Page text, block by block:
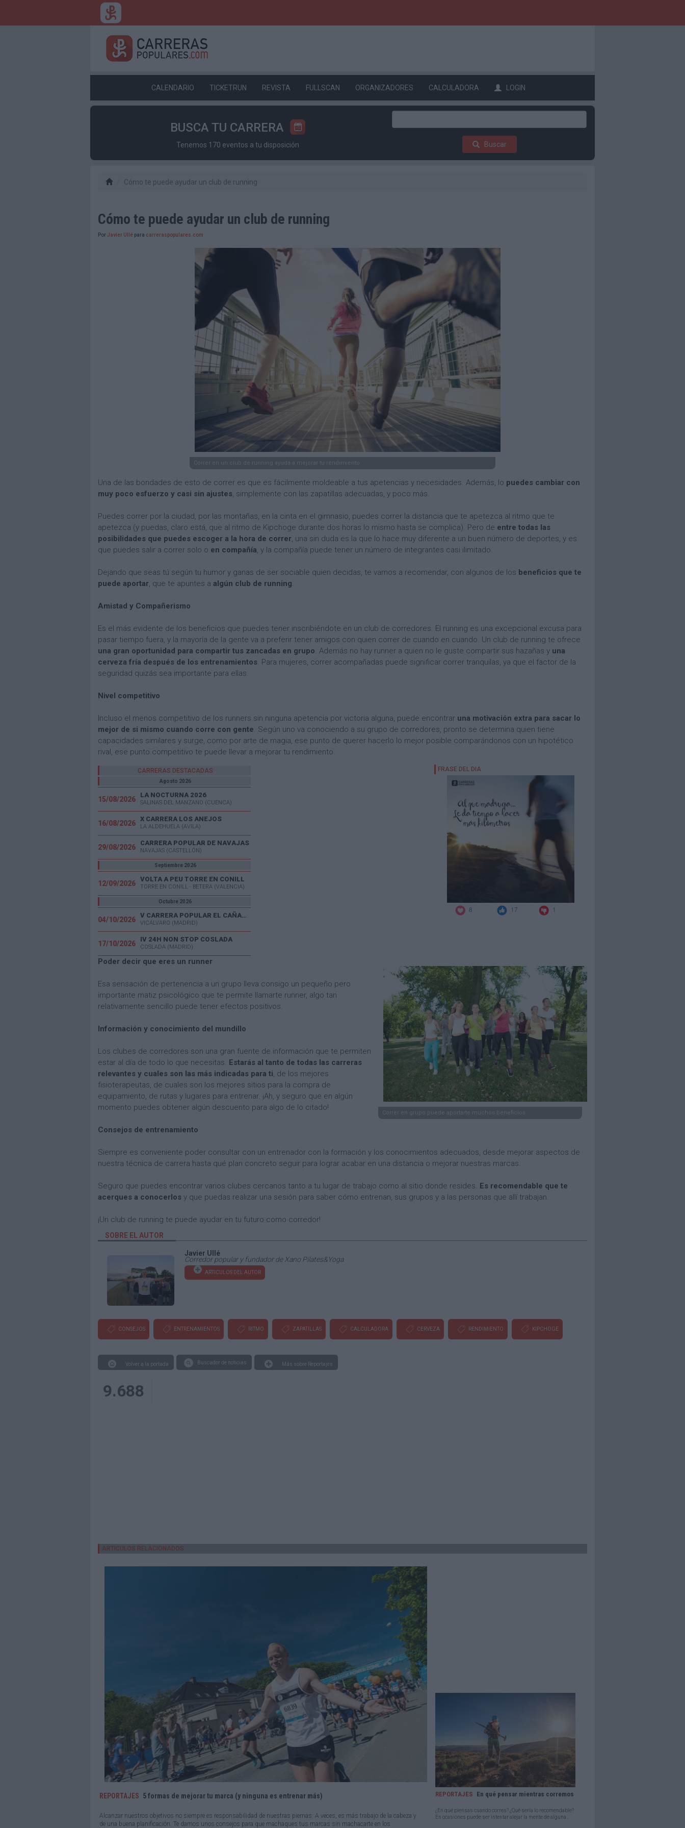
CALENDARIO TICKETRUN REVISTA FULLSCAN ORGANIZADORES CALCULADORA LOGIN
BUSCA TU CARRERA
Tenemos 170 eventos a tu disposición Buscar
Cómo te puede ayudar un club de running
Cómo te puede ayudar un club de running
PorJavier Ullé para carreraspopulares.com
Correr en un club de running ayuda a mejorar tu rendimiento
Una de las bondades de esto de correr es que es fácilmente moldeable a tus apetencias y necesidades. Además, lo puedes cambiar con
muy poco esfuerzo y casi sin ajustes, simplemente con las zapatillas adecuadas, y poco más.
Puedes correr por la ciudad, por las montañas, en la cinta en el gimnasio, puedes correr la distancia que te apetezca al ritmo que te
apetezca (y puedas, claro está, que al ritmo de Kipchoge durante dos horas lo mismo hasta se complica). Pero de entre todas las
posibilidades que puedes escoger a la hora de correr, una sin duda es la que lo hace muy diferente a un buen número de deportes, y es
que puedes salir a correr solo o en compañía, y la compañía puede tener un número de integrantes casi ilimitado.
Dejando que seas tú según tu humor y ganas de ser sociable quien decidas, te vamos a recomendar, con algunos de los beneficios que te
puede aportar, que te apuntes a algún club de running.
Amistad y Compañerismo
Es el más evidente de los beneficios que puedes tener inscribiéndote en un club de corredores. El running es una excepcional excusa para
pasar tiempo fuera, y la mayoría de la gente va a preferir tener amigos con quien correr de cuando en cuando. Un club de running te ofrece
una gran oportunidad para compartir tus zancadas en grupo. Además no hay runner a quien no le guste compartir sus hazañas y una
cerveza fría después de los entrenamientos. Para mujeres, correr acompañadas puede significar correr tranquilas, ya que el factor de la
seguridad quizás sea importante para ellas.
Nivel competitivo
Incluso el menos competitivo de los runners sin ninguna apetencia por victoria alguna, puede encontrar una motivación extra para sacar lo
mejor de si mismo cuando corre con gente. Según uno va conociendo a su grupo de corredores, pronto se determina quien tiene
capacidades similares y surge, como por arte de magia, ese punto de querer hacerlo lo mejor posible comparándonos con un hipotético
rival, ese punto competitivo te puede llevar a mejorar tu rendimiento.
CARRERAS DESTACADAS
Agosto 2026
15/08/2026
LA NOCTURNA 2026
SALINAS DEL MANZANO (CUENCA)
16/08/2026
X CARRERA LOS ANEJOS
LA ALDEHUELA (AVILA)
29/08/2026
CARRERA POPULAR DE NAVAJAS
NAVAJAS (CASTELLÓN)
Septiembre 2026
12/09/2026
VOLTA A PEU TORRE EN CONILL
TORRE EN CONILL - BETERA (VALENCIA)
Octubre 2026
04/10/2026
V CARRERA POPULAR EL CAÑAVERAL
VICÁLVARO (MADRID)
17/10/2026
IV 24H NON STOP COSLADA
COSLADA (MADRID)
Correr en grupo puede aportarte muchos beneficios
Poder decir que eres un runner
Esa sensación de pertenencia a un grupo lleva consigo un pequeño pero
importante matiz psicológico que te permite llamarte runner, algo tan
relativamente sencillo puede tener efectos positivos.
Información y conocimiento del mundillo
Los clubes de corredores son una gran fuente de información que te permiten
estar al día de todo lo que necesitas. Estarás al tanto de todas las carreras
relevantes y cuales son las más indicadas para ti, de los mejores
fisioterapeutas, de cuales son los mejores sitios para la compra de
equipamiento, de rutas y lugares para entrenar. ¡Ah, y seguro que en algún
momento puedes obtener algún descuento para algo de lo citado!
Consejos de entrenamiento
Siempre es conveniente poder consultar con un entrenador con la formación y los conocimientos adecuados, desde mejorar aspectos de
nuestra técnica de carrera hasta qué plan concreto seguir para lograr acabar en una distancia o mejorar nuestras marcas.
Seguro que puedes encontrar varios clubes cercanos tanto a tu lugar de trabajo como al sitio donde resides. Es recomendable que te
acerques a conocerlos y que puedas realizar una sesión para saber cómo entrenan, sus grupos y a las personas que allí trabajan.
¡Un club de running te puede ayudar en tu futuro como corredor!
SOBRE EL AUTOR
Javier Ullé
Corredor popular y fundador de Xano Pilates&Yoga
ARTICULOS DEL AUTOR
CONSEJOS ENTRENAMIENTOS RITMO ZAPATILLAS CALCULADORA CERVEZA RENDIMIENTO KIPCHOGE
Volver a la portada Buscador de noticias Más sobre Reportajes
9.688
ARTICULOS RELACIONADOS
REPORTAJES 5 formas de mejorar tu marca (y ninguna es entrenar más)
Alcanzar nuestros objetivos no siempre es responsabilidad de nuestras piernas. A veces, es más trabajo de la cabeza y
de una buena planificación. Te damos unos consejos para que machaques tus marcas sin machacarte en los
REPORTAJES En qué pensar mientras corremos
¿En qué piensas cuando corres? ¿Qué sería lo recomendable?
En ocasiones puede ser intentar alejar la mente de alguna...